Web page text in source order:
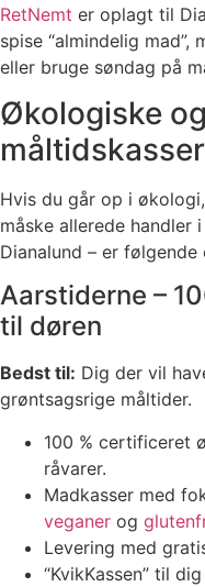
RetNemt er oplagt til
spise “almindelig mad”,
eller bruge søndag på
Økologiske
Hvis du går op i
måske allerede handler
Dianalund – er
Aarstiderne –
til døren
Bedst til: Dig der vil
grøntsagsrige måltider.
100 % certificeret
råvarer.
Madkasser med
veganer og
Levering med
“KvikKassen” til